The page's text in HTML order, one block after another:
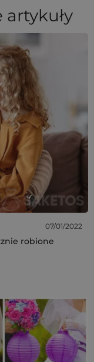
07/01/2022
robione